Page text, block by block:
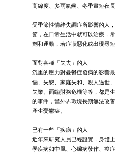
高緯度、多雨氣候、冬季晝短夜
受季節性情緒失調症所影響的人
節，在日常生活中就可以治療，
劑和運動，若症狀惡化或出現尋
面對各種「失去」的人
沉重的壓力對憂鬱症發病的影響
惱、失戀、家庭失和、親人過世
失業、面臨財務危機等等，都是
的事件，當外界環境長期無法改
產生憂鬱症。
已有一些「疾病」的人
近年來研究人員已經證實，身體
學疾病如中風、心臟病發作、癌